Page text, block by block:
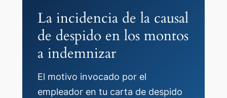
La incidencia de la causal
de despido en los montos
a indemnizar
El motivo invocado por el
empleador en tu carta de despido